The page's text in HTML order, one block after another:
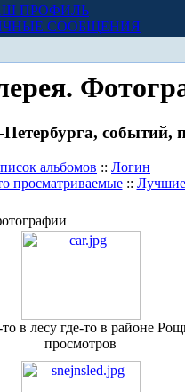
ПРОФИЛЬ
СООБЩЕНИЯ
событий,
альбомов :: Логин
просматриваемые::
в лесу где-то в районе
просмотров